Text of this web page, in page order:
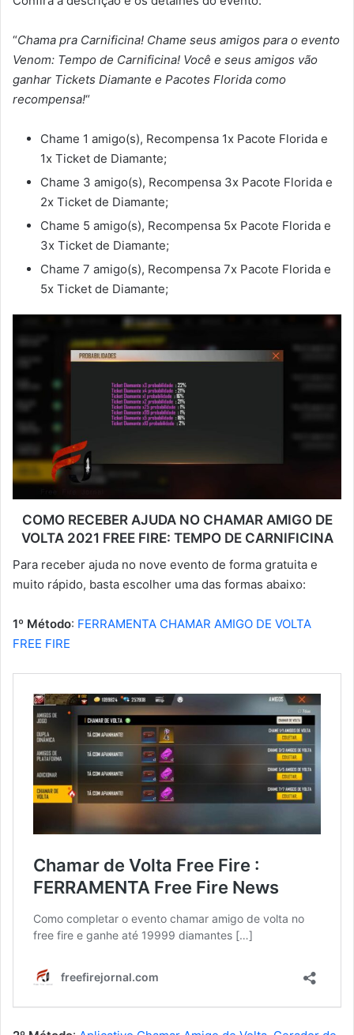
“Chama pra Carnificina! Chame seus amigos para o evento
Venom: Tempo de Carnificina! Você e seus amigos vão
ganhar Tickets Diamante e Pacotes Florida como
recompensa!“
Chame 1 amigo(s), Recompensa 1x Pacote Florida e
1x Ticket de Diamante;
Chame 3 amigo(s), Recompensa 3x Pacote Florida e
2x Ticket de Diamante;
Chame 5 amigo(s), Recompensa 5x Pacote Florida e
3x Ticket de Diamante;
Chame 7 amigo(s), Recompensa 7x Pacote Florida e
5x Ticket de Diamante;
COMO RECEBER AJUDA NO CHAMAR AMIGO DE
VOLTA 2021 FREE FIRE: TEMPO DE CARNIFICINA
Para receber ajuda no nove evento de forma gratuita e
muito rápido, basta escolher uma das formas abaixo:
1º Método: FERRAMENTA CHAMAR AMIGO DE VOLTA
FREE FIRE